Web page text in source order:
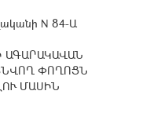
N 84-Ա
ԱԳԱՐԱԿԱՎԱՆ
ՓՈՂՈՑՆ
ՄԱՍԻՆ